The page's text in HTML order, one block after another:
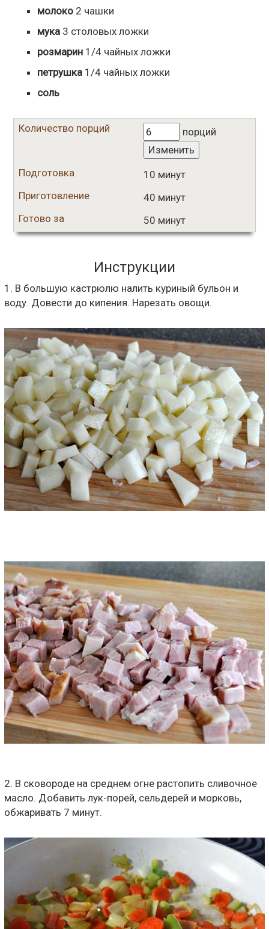
молоко 2 чашки
мука 3 столовых ложки
розмарин 1/4 чайных ложки
петрушка 1/4 чайных ложки
соль
Количество порций
порций
Изменить
Подготовка
10 минут
Приготовление
40 минут
Готово за
50 минут
Инструкции
1. В большую кастрюлю налить куриный бульон и
воду. Довести до кипения. Нарезать овощи.
2. В сковороде на среднем огне растопить сливочное
масло. Добавить лук-порей, сельдерей и морковь,
обжаривать 7 минут.